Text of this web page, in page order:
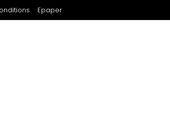
Epaper